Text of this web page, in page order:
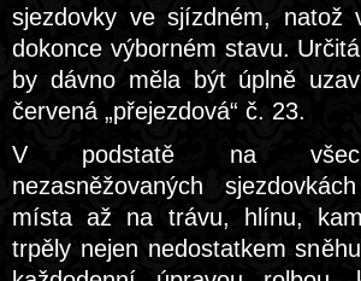
sjezdovky ve sjízdném, natož
dokonce výborném stavu.
by dávno měla být úplně
červená „přejezdová“ č. 23.
V podstatě na
nezasněžovaných
místa až na trávu, hlínu,
trpěly nejen nedostatkem